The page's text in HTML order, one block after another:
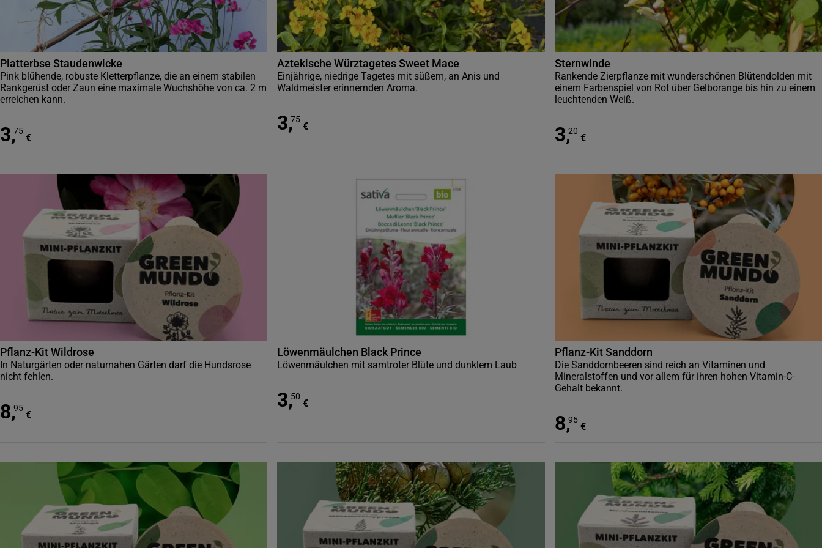
Platterbse Staudenwicke
Pink blühende, robuste Kletterpflanze, die an einem stabilen
Rankgerüst oder Zaun eine maximale Wuchshöhe von ca. 2 m
erreichen kann.
3,75
€
Aztekische Würztagetes Sweet Mace
Einjährige, niedrige Tagetes mit süßem, an Anis und
Waldmeister erinnernden Aroma.
3,75
€
Sternwinde
Rankende Zierpflanze mit wunderschönen Blütendolden mit
einem Farbenspiel von Rot über Gelborange bis hin zu einem
leuchtenden Weiß.
3,20
€
Pflanz-Kit Wildrose
In Naturgärten oder naturnahen Gärten darf die Hundsrose
nicht fehlen.
8,95
€
Löwenmäulchen Black Prince
Löwenmäulchen mit samtroter Blüte und dunklem Laub
3,50
€
Pflanz-Kit Sanddorn
Die Sanddornbeeren sind reich an Vitaminen und
Mineralstoffen und vor allem für ihren hohen Vitamin-C-
Gehalt bekannt.
8,95
€